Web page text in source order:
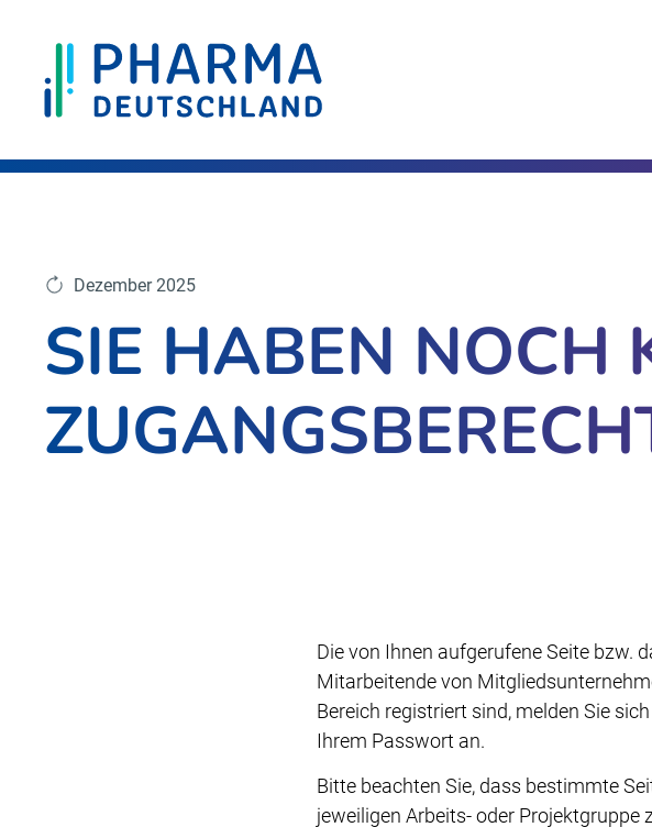
Dezember 2025
SIE HABEN NOCH
Die von Ihnen aufgerufene Seite bzw.
Mitarbeitende von
Bereich registriert sind, melden Sie
Ihrem Passwort an.
Bitte beachten Sie, dass bestimmte
jeweiligen Arbeits- oder Projektgruppe